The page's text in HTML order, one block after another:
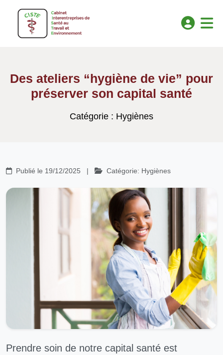
Des ateliers “hygiène de vie” pour
préserver son capital santé
Catégorie : Hygiènes
Publié le 19/12/2025 | Catégorie: Hygiènes
Prendre soin de notre capital santé est